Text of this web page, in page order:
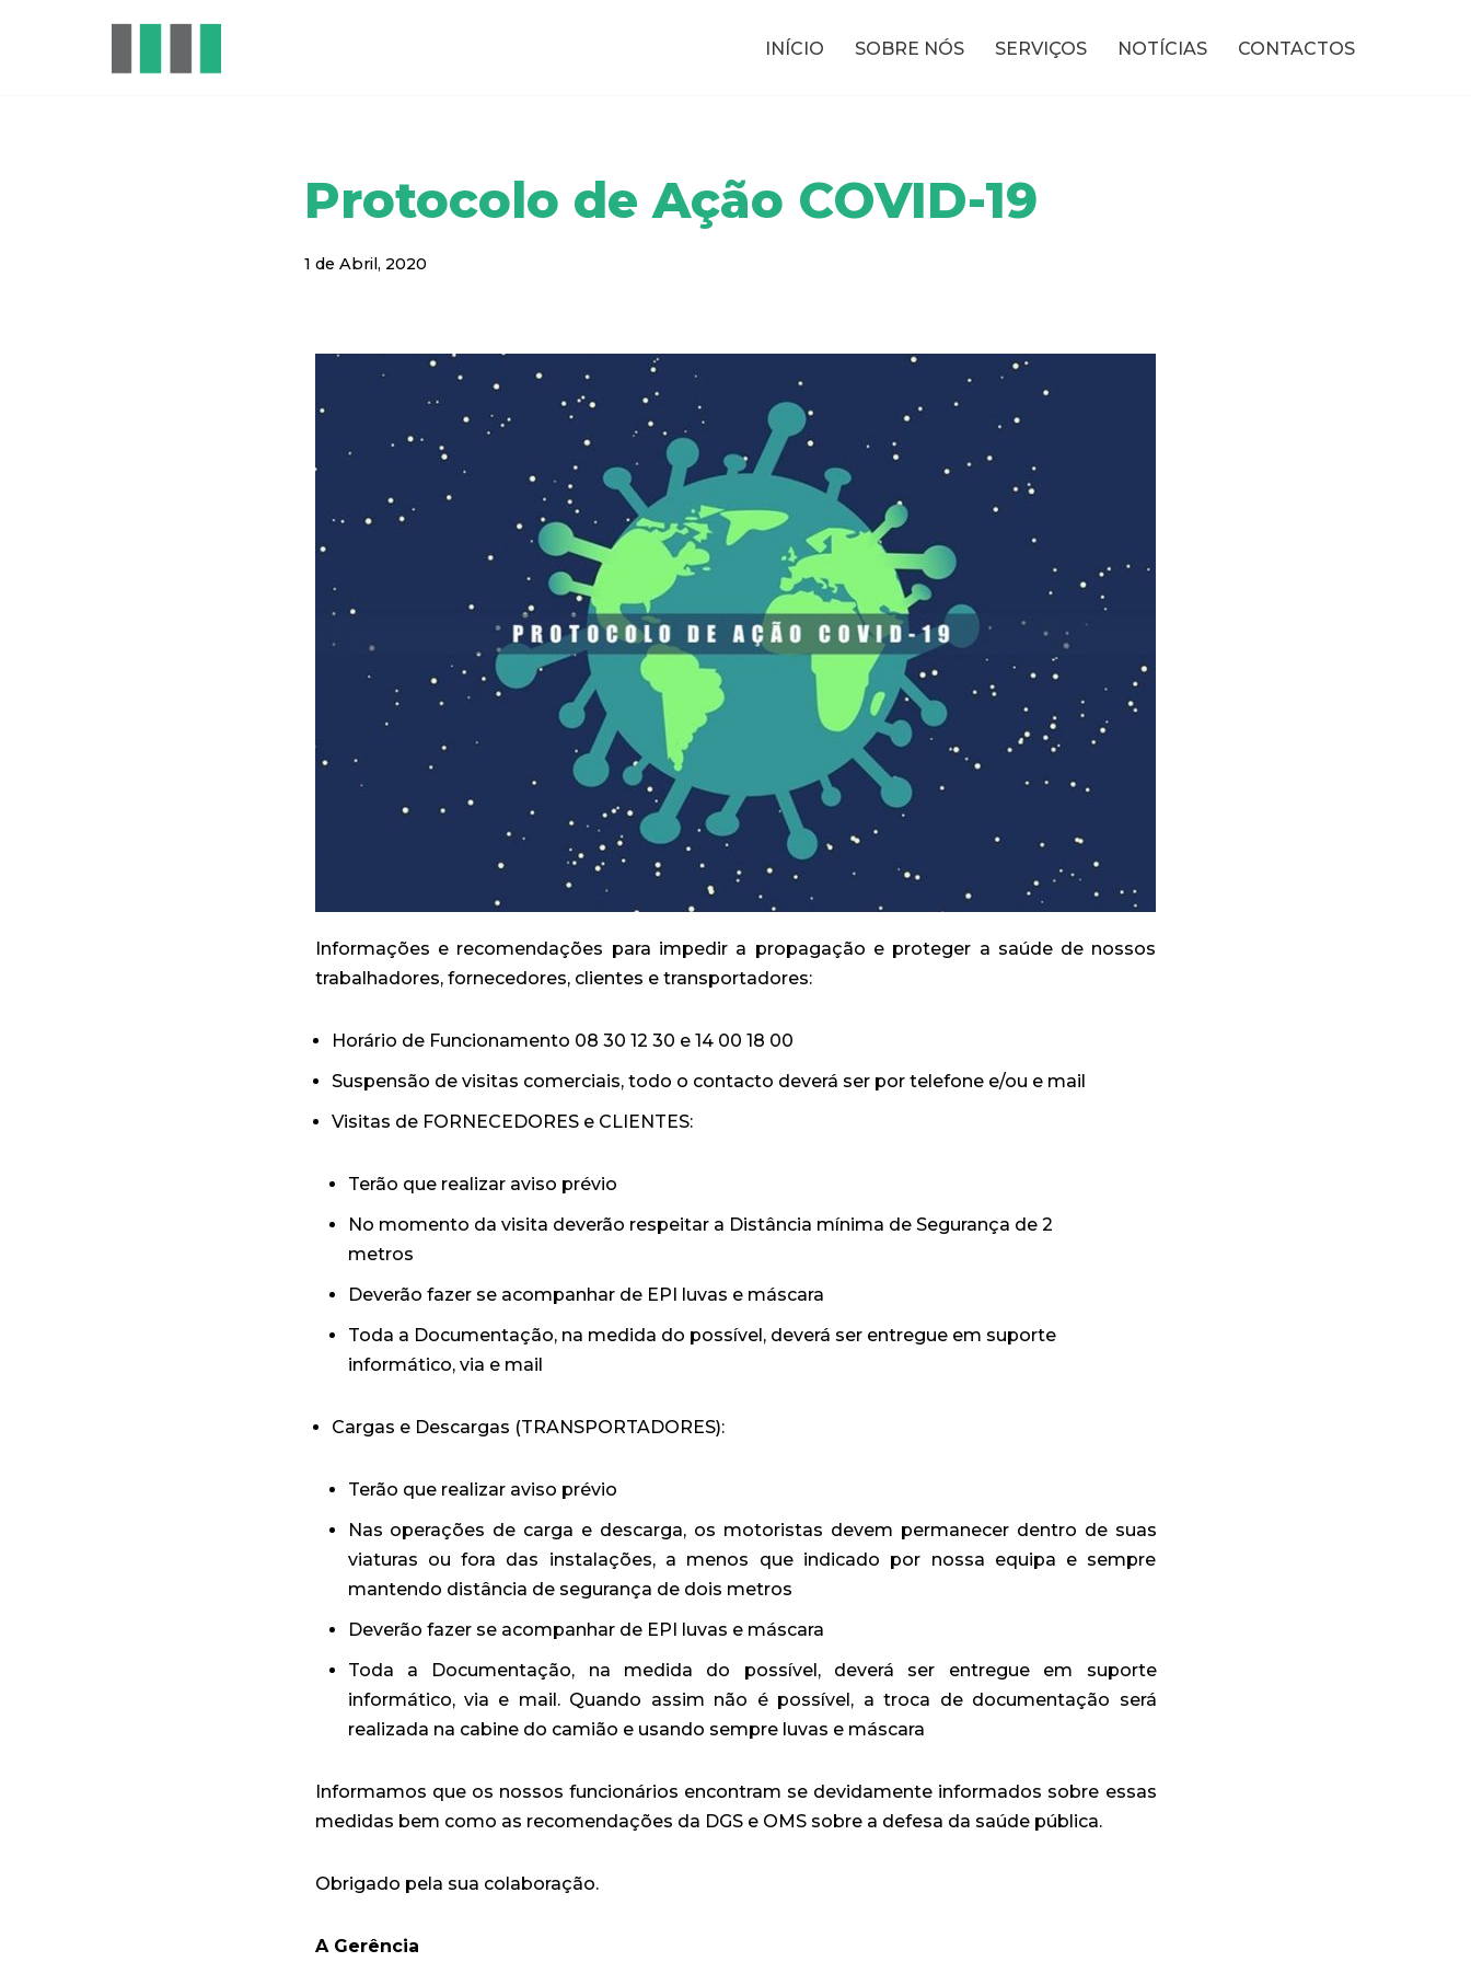
INÍCIO SOBRE NÓS SERVIÇOS NOTÍCIAS CONTACTOS
Protocolo de Ação COVID-19
1 de Abril, 2020
Informações e recomendações para impedir a propagação e proteger a saúde de nossos
trabalhadores, fornecedores, clientes e transportadores:
Horário de Funcionamento 08 30 12 30 e 14 00 18 00
Suspensão de visitas comerciais, todo o contacto deverá ser por telefone e/ou e mail
Visitas de FORNECEDORES e CLIENTES:
Terão que realizar aviso prévio
No momento da visita deverão respeitar a Distância mínima de Segurança de 2
metros
Deverão fazer se acompanhar de EPI luvas e máscara
Toda a Documentação, na medida do possível, deverá ser entregue em suporte
informático, via e mail
Cargas e Descargas (TRANSPORTADORES):
Terão que realizar aviso prévio
Nas operações de carga e descarga, os motoristas devem permanecer dentro de suas
viaturas ou fora das instalações, a menos que indicado por nossa equipa e sempre
mantendo distância de segurança de dois metros
Deverão fazer se acompanhar de EPI luvas e máscara
Toda a Documentação, na medida do possível, deverá ser entregue em suporte
informático, via e mail. Quando assim não é possível, a troca de documentação será
realizada na cabine do camião e usando sempre luvas e máscara
Informamos que os nossos funcionários encontram se devidamente informados sobre essas
medidas bem como as recomendações da DGS e OMS sobre a defesa da saúde pública.
Obrigado pela sua colaboração.
A Gerência